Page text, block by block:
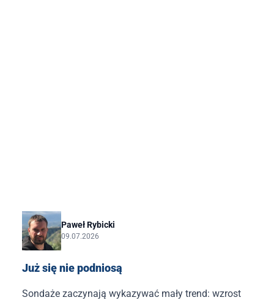
Paweł Rybicki
09.07.2026
Już się nie podniosą
Sondaże zaczynają wykazywać mały trend: wzrost